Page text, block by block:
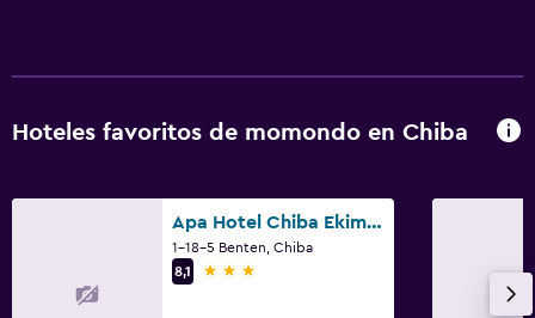
Hoteles favoritos de momondo en Chiba
Apa Hotel Chiba Ekimae
1-18-5 Benten, Chiba
8,1
3 estrellas